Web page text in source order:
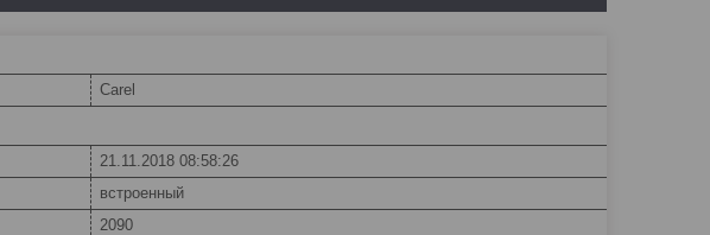
Carel
21.11.2018 08:58:26
встроенный
2090